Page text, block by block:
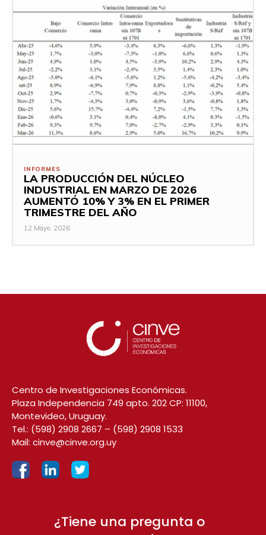
INFORMES
LA PRODUCCIÓN DEL NÚCLEO
INDUSTRIAL EN MARZO DE 2026
AUMENTÓ 10% Y 3% EN EL PRIMER
TRIMESTRE DEL AÑO
12 Mayo, 2026
Centro de Investigaciones Económicas.
Plaza Independencia 749 apto. 202 CP: 11100,
Montevideo, Uruguay.
Tel.: (598) 2908 2667 – (598) 2908 1533
Mail: cinve@cinve.org.uy
¿Tiene una pregunta o